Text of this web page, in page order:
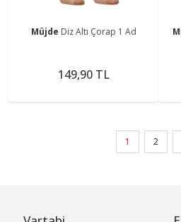
Müjde Diz Altı Çorap 1 Ad
149,90 TL
1 2